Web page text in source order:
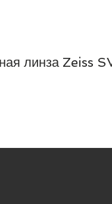
линза Zeiss